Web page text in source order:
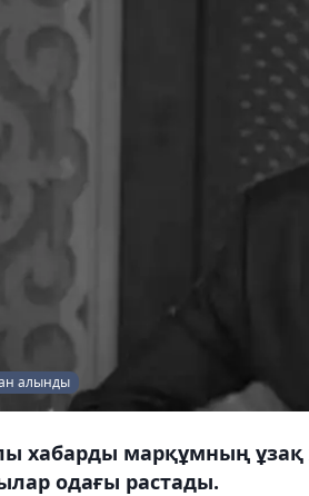
алынды
хабарды марқұмның
одағы растады.